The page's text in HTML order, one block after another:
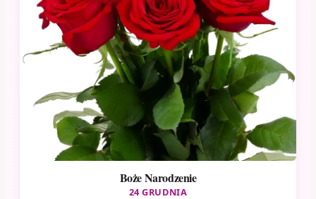
Boże Narodzenie
24 GRUDNIA